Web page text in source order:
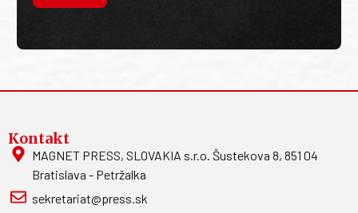
Kontakt
MAGNET PRESS, SLOVAKIA s.r.o. Šustekova 8, 851 04
Bratislava - Petržalka
sekretariat@press.sk